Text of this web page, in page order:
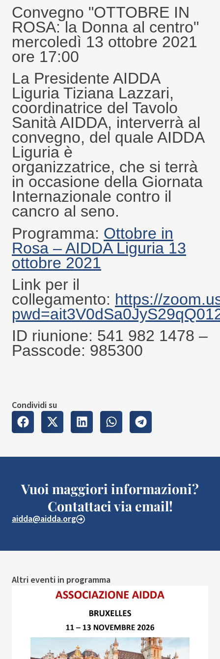
Convegno "OTTOBRE IN
ROSA: la Donna al centro"​
mercoledì 13 ottobre 2021​
ore 17:00​
La Presidente​ ​AIDDA ​
Liguria Tiziana Lazzari​,​
coordinatrice del Tavolo
Sanità​ AIDDA,​ interverrà al
convegno, del quale AIDDA
Liguria è
organizzatrice, che si terrà
in occasione della Giornata
Internazionale contro il
cancro al seno.
Programma: Ottobre in
Rosa – AIDDA Liguria 13
ottobre 2021
Link per il
collegamento: https://
ID riunione: 541 982 1478 –
Passcode: 985300
Condividi su
Vuoi maggiori informazioni?
Contattaci via email!
aidda@aidda.org
Altri eventi in programma